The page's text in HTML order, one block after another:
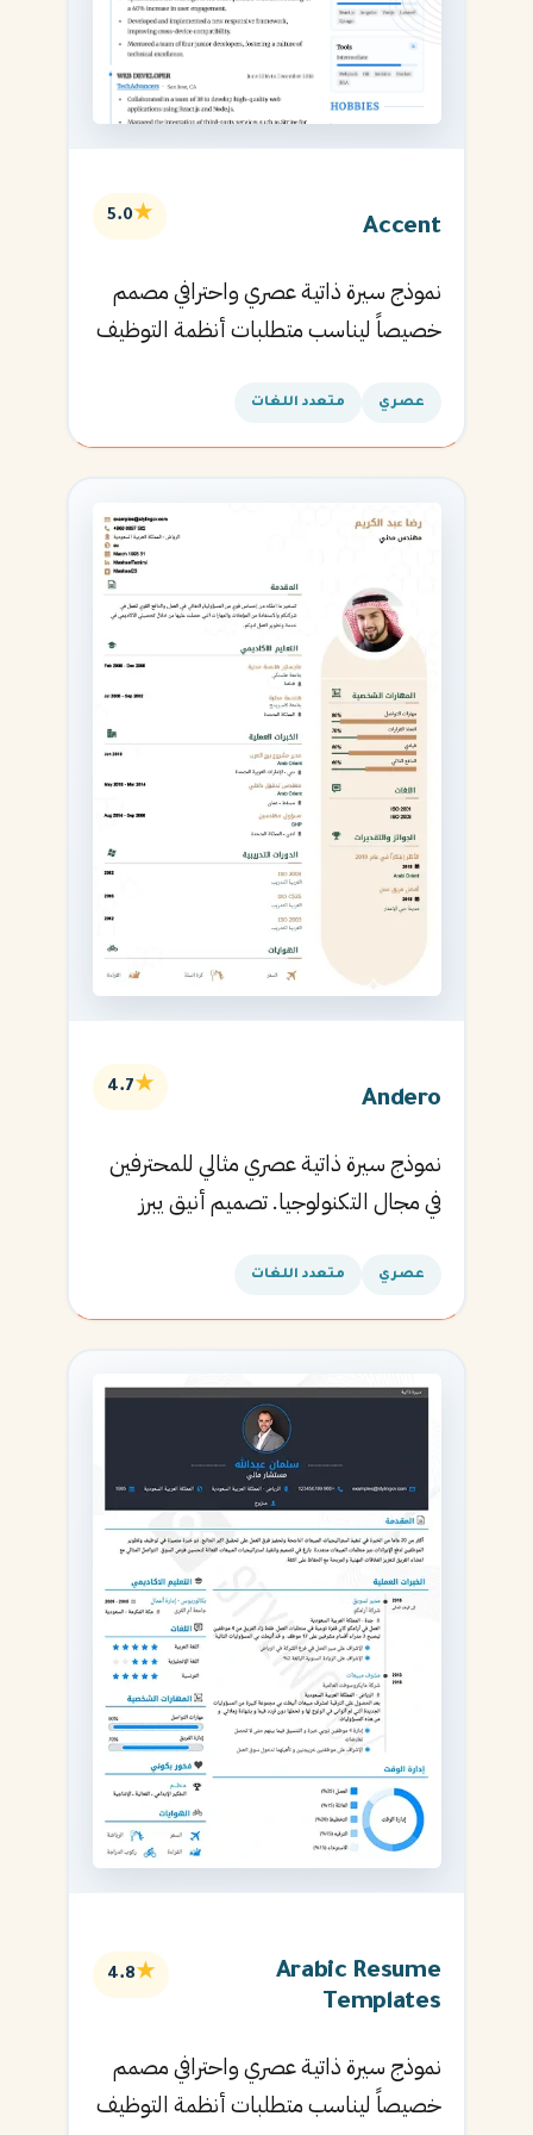
Accent
★
5.0
نموذج سيرة ذاتية عصري واحترافي مصمم
خصيصاً ليناسب متطلبات أنظمة التوظيف
القادمة.
عصري متعدد اللغات
Andero
★
4.7
نموذج سيرة ذاتية عصري مثالي للمحترفين
في مجال التكنولوجيا. تصميم أنيق يبرز
عصري متعدد اللغات
Arabic Resume
Templates
★
4.8
نموذج سيرة ذاتية عصري واحترافي مصمم
خصيصاً ليناسب متطلبات أنظمة التوظيف